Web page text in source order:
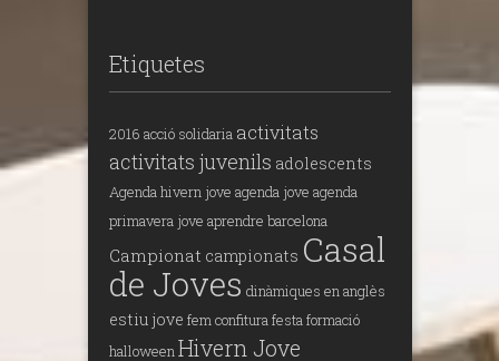
Etiquetes
2016 acció solidaria activitats
activitats juvenils adolescents
Agenda hivern jove agenda jove agenda
primavera jove aprendre barcelona
Campionat campionats Casal
de Joves dinàmiques en anglès
estiu jove fem confitura festa formació
halloween Hivern Jove